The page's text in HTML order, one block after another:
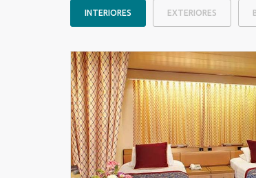
INTERIORES EXTERIORES